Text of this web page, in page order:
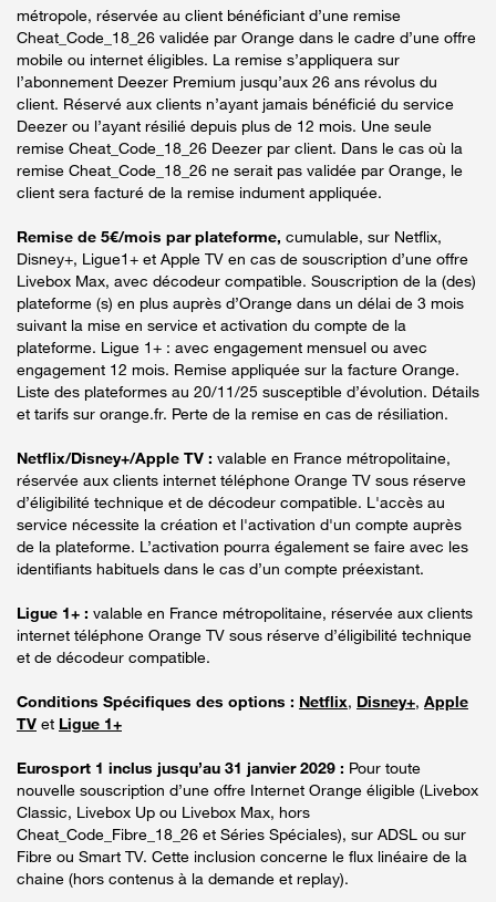
métropole, réservée au client bénéficiant d’une remise
Cheat_Code_18_26 validée par Orange dans le cadre d’une offre
mobile ou internet éligibles. La remise s’appliquera sur
l’abonnement Deezer Premium jusqu’aux 26 ans révolus du
client. Réservé aux clients n’ayant jamais bénéficié du service
Deezer ou l’ayant résilié depuis plus de 12 mois. Une seule
remise Cheat_Code_18_26 Deezer par client. Dans le cas où la
remise Cheat_Code_18_26 ne serait pas validée par Orange, le
client sera facturé de la remise indument appliquée.
Remise de 5€/mois par plateforme, cumulable, sur Netflix,
Disney+, Ligue1+ et Apple TV en cas de souscription d’une offre
Livebox Max, avec décodeur compatible. Souscription de la (des)
plateforme (s) en plus auprès d’Orange dans un délai de 3 mois
suivant la mise en service et activation du compte de la
plateforme. Ligue 1+ : avec engagement mensuel ou avec
engagement 12 mois. Remise appliquée sur la facture Orange.
Liste des plateformes au 20/11/25 susceptible d’évolution. Détails
et tarifs sur orange.fr. Perte de la remise en cas de résiliation.
Netflix/Disney+/Apple TV : valable en France métropolitaine,
réservée aux clients internet téléphone Orange TV sous réserve
d’éligibilité technique et de décodeur compatible. L'accès au
service nécessite la création et l'activation d'un compte auprès
de la plateforme. L’activation pourra également se faire avec les
identifiants habituels dans le cas d’un compte préexistant.
Ligue 1+ : valable en France métropolitaine, réservée aux clients
internet téléphone Orange TV sous réserve d’éligibilité technique
et de décodeur compatible.
Conditions Spécifiques des options : Netflix, Disney+, Apple
TV et Ligue 1+
Eurosport 1 inclus jusqu’au 31 janvier 2029 : Pour toute
nouvelle souscription d’une offre Internet Orange éligible (Livebox
Classic, Livebox Up ou Livebox Max, hors
Cheat_Code_Fibre_18_26 et Séries Spéciales), sur ADSL ou sur
Fibre ou Smart TV. Cette inclusion concerne le flux linéaire de la
chaine (hors contenus à la demande et replay).